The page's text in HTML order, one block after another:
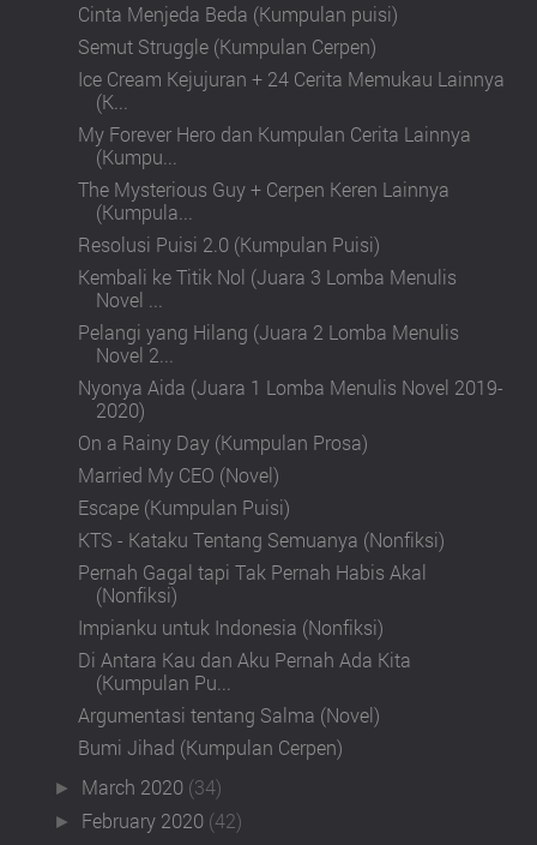
Cinta Menjeda Beda (Kumpulan puisi)
Semut Struggle (Kumpulan Cerpen)
Ice Cream Kejujuran + 24 Cerita Memukau Lainnya
(K...
My Forever Hero dan Kumpulan Cerita Lainnya
(Kumpu...
The Mysterious Guy + Cerpen Keren Lainnya
(Kumpula...
Resolusi Puisi 2.0 (Kumpulan Puisi)
Kembali ke Titik Nol (Juara 3 Lomba Menulis
Novel ...
Pelangi yang Hilang (Juara 2 Lomba Menulis
Novel 2...
Nyonya Aida (Juara 1 Lomba Menulis Novel 2019-
2020)
On a Rainy Day (Kumpulan Prosa)
Married My CEO (Novel)
Escape (Kumpulan Puisi)
KTS - Kataku Tentang Semuanya (Nonfiksi)
Pernah Gagal tapi Tak Pernah Habis Akal
(Nonfiksi)
Impianku untuk Indonesia (Nonfiksi)
Di Antara Kau dan Aku Pernah Ada Kita
(Kumpulan Pu...
Argumentasi tentang Salma (Novel)
Bumi Jihad (Kumpulan Cerpen)
► March 2020 (34)
► February 2020 (42)